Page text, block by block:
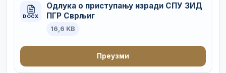
DOCX
Одлука о приступању изради СПУ 3ИД
ПГР Сврљиг
16,6 KB
Преузми